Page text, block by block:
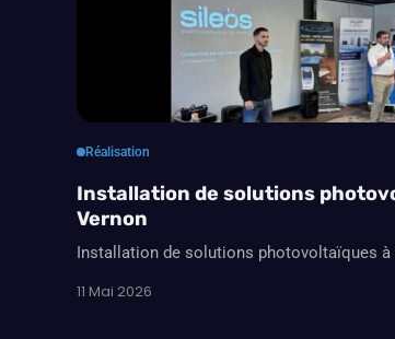
Réalisation
Installation de solutions
Vernon
Installation de solutions photovoltaïques à
11 Mai 2026